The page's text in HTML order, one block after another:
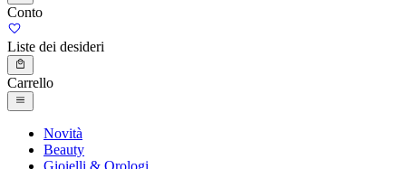
Conto
Liste dei desideri
Carrello
Novità
Beauty